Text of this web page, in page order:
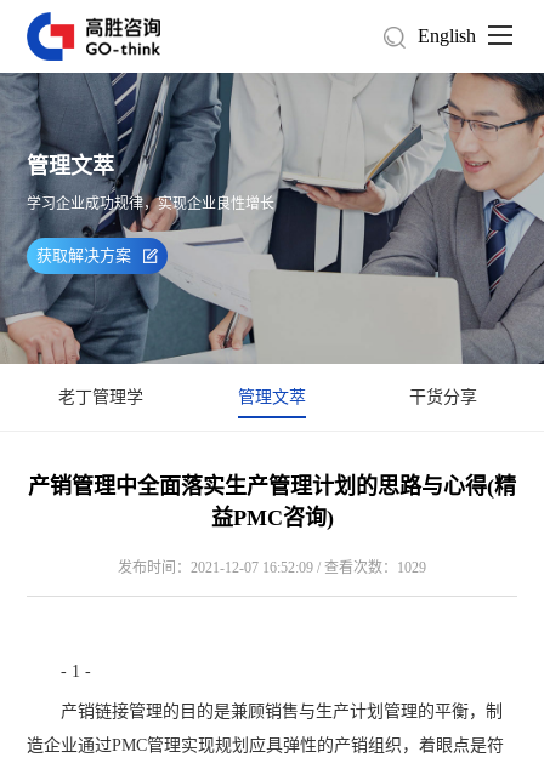
English
管理文萃
学习企业成功规律，实现企业良性增长
获取解决方案
老丁管理学 管理文萃 干货分享
产销管理中全面落实生产管理计划的思路与心得(精
益PMC咨询)
发布时间：2021-12-07 16:52:09 / 查看次数：1029
- 1 -
产销链接管理的目的是兼顾销售与生产计划管理的平衡，制
造企业通过PMC管理实现规划应具弹性的产销组织，着眼点是符